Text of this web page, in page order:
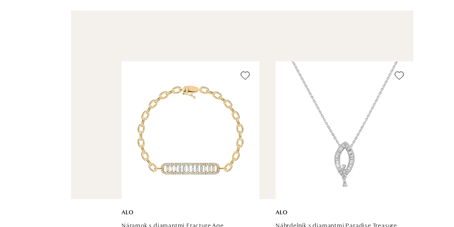
ALO
Náramok s diamantmi Fracture Age
ALO
Náhrdelník s diamantmi Paradise Treasure